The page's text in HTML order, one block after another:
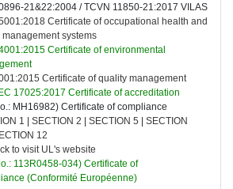
21&22:2004 /TCVN 11850-21:2017 VILAS
Certificate of occupational health and
management systems
Certificate of environmental
Certificate of quality management
17025:2017 Certificate of accreditation
MH16982) Certificate of compliance
1
SECTION 2 SECTION 5
SECTION
12
to visit UL's website
113R0458-034) Certificate of
(Conformité Européenne)